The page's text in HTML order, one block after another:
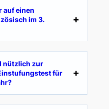
auf einen
im 3.
nützlich zur
für